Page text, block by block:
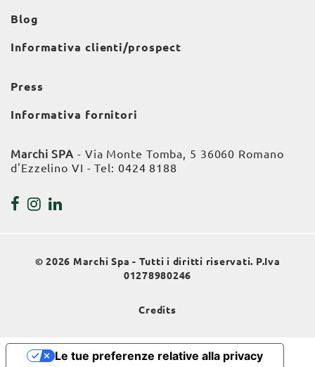
Blog
Informativa clienti/prospect
Press
Informativa fornitori
Marchi SPA - Via Monte Tomba, 5 36060 Romano
d'Ezzelino VI - Tel: 0424 8188
© 2026 Marchi Spa - Tutti i diritti riservati. P.Iva
01278980246
Credits
Le tue preferenze relative alla privacy